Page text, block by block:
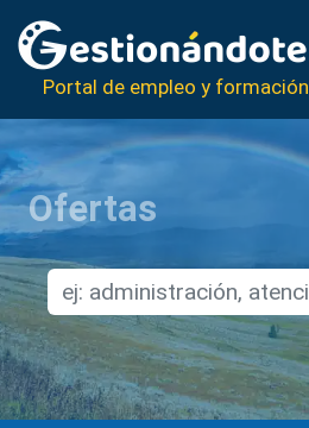
Portal de empleo y formación
Ofertas